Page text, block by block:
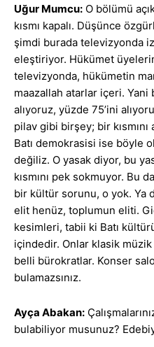
Uğur Mumcu: O bölümü
kısmı kapalı. Düşünce
şimdi burada televizyonda
eleştiriyor. Hükümet
televizyonda, hükümetin
maazallah atarlar içeri. Yani
alıyoruz, yüzde 75’ini
pilav gibi birşey; bir
Batı demokrasisi ise böyle
değiliz. O yasak diyor, bu
kısmını pek sokmuyor. Bu
bir kültür sorunu, o yok. Ya
elit henüz, toplumun eliti.
kesimleri, tabii ki Batı
içindedir. Onlar klasik müzik
belli bürokratlar. Konser
bulamazsınız.
Ayça Abakan:
bulabiliyor musunuz?